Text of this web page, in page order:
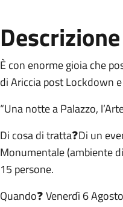
Descrizione
È con enorme gioia che
di Ariccia post Lockdown
“Una notte a Palazzo,
Di cosa di tratta❓Di un
Monumentale (ambiente
15 persone.
Quando❓ Venerdì 6